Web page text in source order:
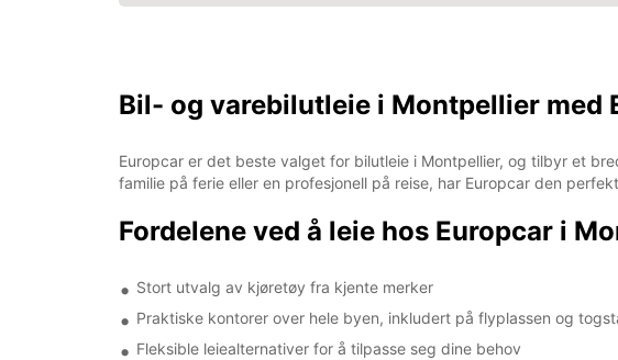
Bil- og varebilutleie i Montpellier med
Europcar er det beste valget for bilutleie i Montpellier, og tilbyr et
familie på ferie eller en profesjonell på reise, har Europcar den
Fordelene ved å leie hos Europcar i
Stort utvalg av kjøretøy fra kjente merker
Praktiske kontorer over hele byen, inkludert på flyplassen og
Fleksible leiealternativer for å tilpasse seg dine behov